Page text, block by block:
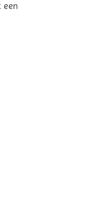
een